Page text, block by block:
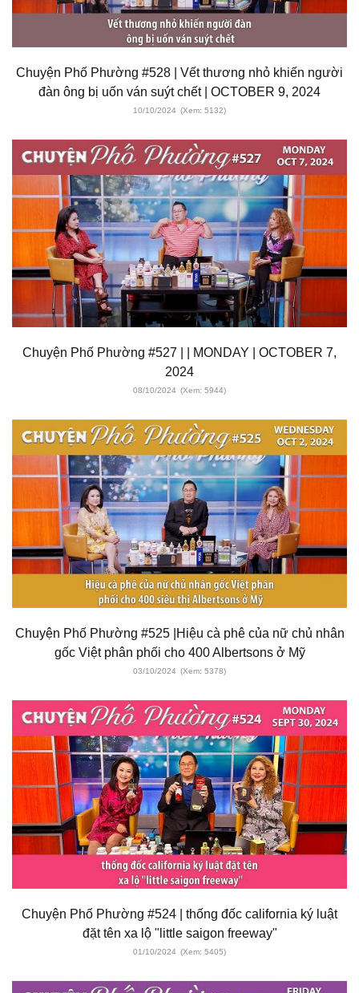
Chuyện Phố Phường #528 | Vết thương nhỏ khiến người
đàn ông bị uốn ván suýt chết | OCTOBER 9, 2024
10/10/2024 (Xem: 5132)
Chuyện Phố Phường #527 | | MONDAY | OCTOBER 7,
2024
08/10/2024 (Xem: 5944)
Chuyện Phố Phường #525 |Hiệu cà phê của nữ chủ nhân
gốc Việt phân phối cho 400 Albertsons ở Mỹ
03/10/2024 (Xem: 5378)
Chuyện Phố Phường #524 | thống đốc california ký luật
đặt tên xa lộ "little saigon freeway"
01/10/2024 (Xem: 5405)